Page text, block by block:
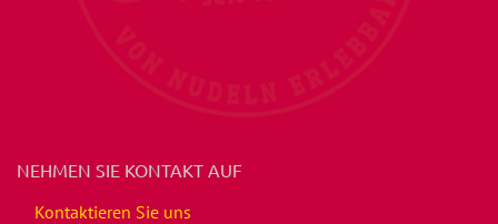
NEHMEN SIE KONTAKT AUF
Kontaktieren Sie uns